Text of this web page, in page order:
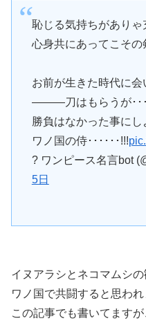
恥じる気持ちがありゃ
心身共にあってこその
お前が生きた時代に会
―――刀はもらうが･･･
勝負はなかった事にし
ワノ国の侍･･････!!!
? ワンピース名言bot
5日
イヌアラシとネコマムシ
ワノ国で共闘すると思われ
この記事でも書いてます